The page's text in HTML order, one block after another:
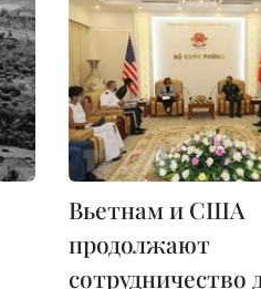
Вьетнам и США
продолжают
сотрудничество